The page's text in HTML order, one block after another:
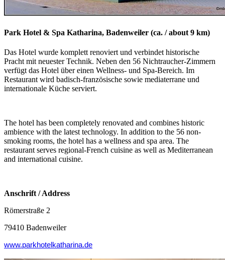
Park Hotel & Spa Katharina, Badenweiler (ca. / about 9 km)
Das Hotel wurde komplett renoviert und verbindet historische
Pracht mit neuester Technik. Neben den 56 Nichtraucher-Zimmern
verfügt das Hotel über einen Wellness- und Spa-Bereich. Im
Restaurant wird badisch-französische sowie mediaterrane und
internationale Küche serviert.
The hotel has been completely renovated and combines historic
ambience with the latest technology. In addition to the 56 non-
smoking rooms, the hotel has a wellness and spa area. The
restaurant serves regional-French cuisine as well as Mediterranean
and international cuisine.
Anschrift / Address
Römerstraße 2
79410 Badenweiler
www.parkhotelkatharina.de